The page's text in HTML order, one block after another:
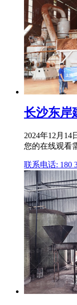
长沙东岸
2024年12月
您的在线观看
联系电话: 180